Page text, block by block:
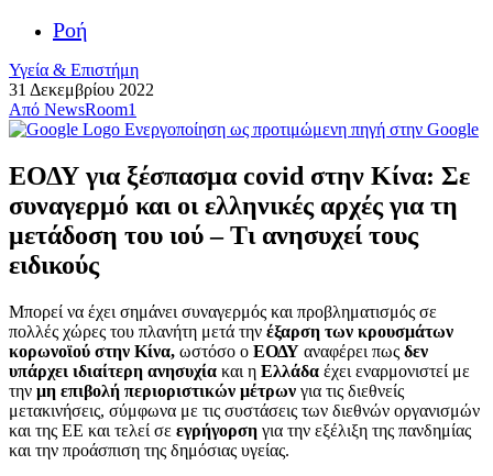
Ροή
Υγεία & Επιστήμη
31 Δεκεμβρίου 2022
Από NewsRoom1
Ενεργοποίηση ως προτιμώμενη πηγή στην Google
ΕΟΔΥ για ξέσπασμα covid στην Κίνα: Σε
συναγερμό και οι ελληνικές αρχές για τη
μετάδοση του ιού – Τι ανησυχεί τους
ειδικούς
Μπορεί να έχει σημάνει συναγερμός και προβληματισμός σε
πολλές χώρες του πλανήτη μετά την έξαρση των κρουσμάτων
κορωνοϊού στην Κίνα, ωστόσο ο ΕΟΔΥ αναφέρει πως δεν
υπάρχει ιδιαίτερη ανησυχία και η Ελλάδα έχει εναρμονιστεί με
την μη επιβολή περιοριστικών μέτρων για τις διεθνείς
μετακινήσεις, σύμφωνα με τις συστάσεις των διεθνών οργανισμών
και της ΕΕ και τελεί σε εγρήγορση για την εξέλιξη της πανδημίας
και την προάσπιση της δημόσιας υγείας.